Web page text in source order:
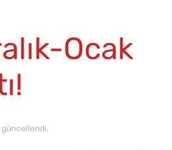
Ocak
güncellendi.